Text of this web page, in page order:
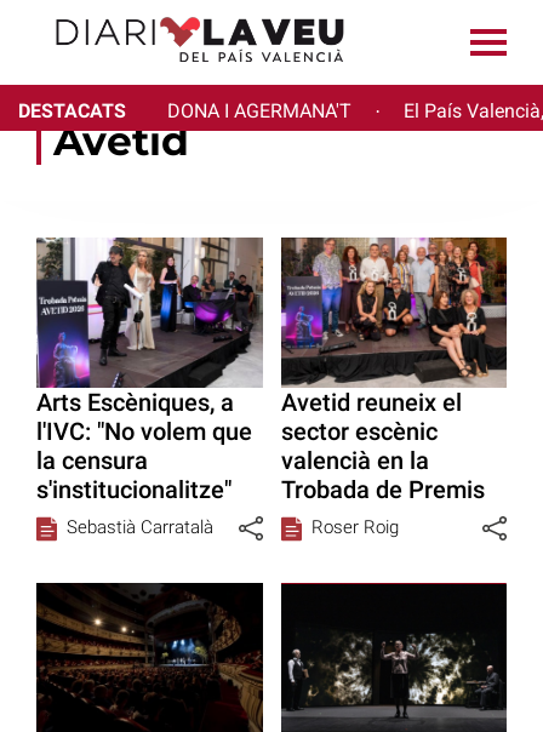
DESTACATS DONA I AGERMANA'T · El País
Avetid
Arts Escèniques, a
l'IVC: "No volem que
la censura
s'institucionalitze"
Sebastià Carratalà
Avetid reuneix el
sector escènic
valencià en la
Trobada de Premis
Roser Roig